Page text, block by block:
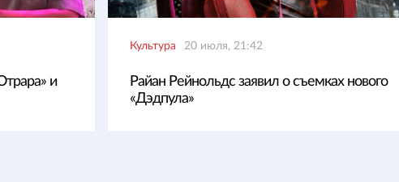
и
Культура 20 июля, 21:42
Райан Рейнольдс заявил о съемках нового
«Дэдпула»